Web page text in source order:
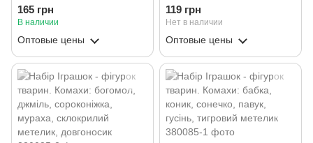
165 грн
В наличии
Оптовые цены
119 грн
Нет в наличии
Оптовые цены